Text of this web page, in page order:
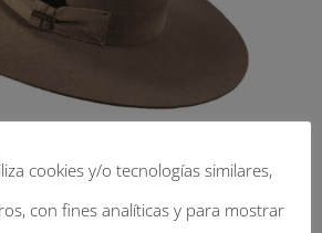
cookies y/o tecnologías similares,
con fines analíticas y para mostrar